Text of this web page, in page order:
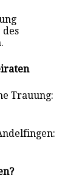
des
Trauung: